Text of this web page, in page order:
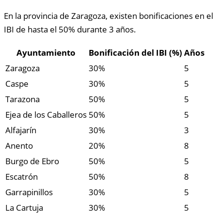
En la provincia de Zaragoza, existen bonificaciones en el
IBI de hasta el 50% durante 3 años.
Ayuntamiento Bonificación del IBI (%) Años
Zaragoza
30%
5
Caspe
30%
5
Tarazona
50%
5
Ejea de los Caballeros 50%
5
Alfajarín
30%
3
Anento
20%
8
Burgo de Ebro
50%
5
Escatrón
50%
8
Garrapinillos
30%
5
La Cartuja
30%
5